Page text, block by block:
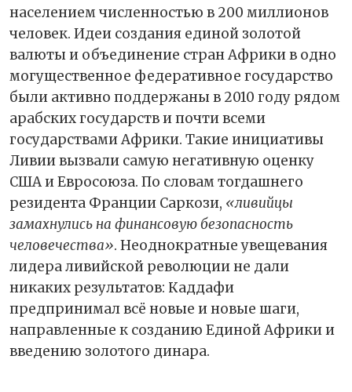
населением численностью в 200 миллионов
человек. Идеи создания единой золотой
валюты и объединение стран Африки в одно
могущественное федеративное государство
были активно поддержаны в 2010 году рядом
арабских государств и почти всеми
государствами Африки. Такие инициативы
Ливии вызвали самую негативную оценку
США и Евросоюза. По словам тогдашнего
резидента Франции Саркози, «ливийцы
замахнулись на финансовую безопасность
человечества». Неоднократные увещевания
лидера ливийской революции не дали
никаких результатов: Каддафи
предпринимал всё новые и новые шаги,
направленные к созданию Единой Африки и
введению золотого динара.